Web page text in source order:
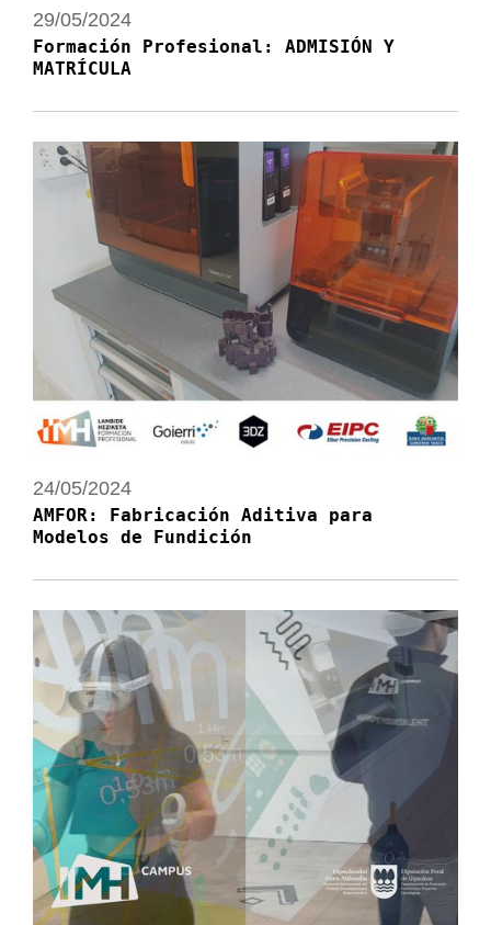
29/05/2024
Formación Profesional: ADMISIÓN Y
MATRÍCULA
24/05/2024
AMFOR: Fabricación Aditiva para
Modelos de Fundición